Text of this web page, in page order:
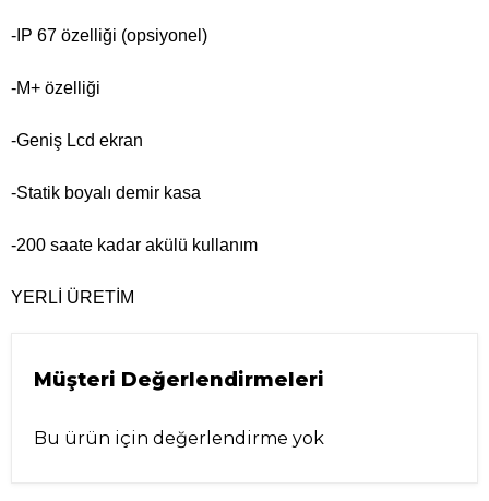
-IP 67 özelliği (opsiyonel)
-M+ özelliği
-Geniş Lcd ekran
-Statik boyalı demir kasa
-200 saate kadar akülü kullanım
YERLİ ÜRETİM
Müşteri Değerlendirmeleri
Bu ürün için değerlendirme yok